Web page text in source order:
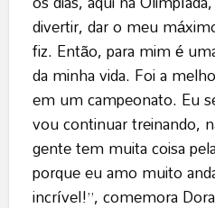
divertir, dar o meu
fiz. Então, para mim é
da minha vida. Foi a
em um campeonato. Eu
vou continuar treinando,
gente tem muita coisa
porque eu amo muito
incrível!”, comemora